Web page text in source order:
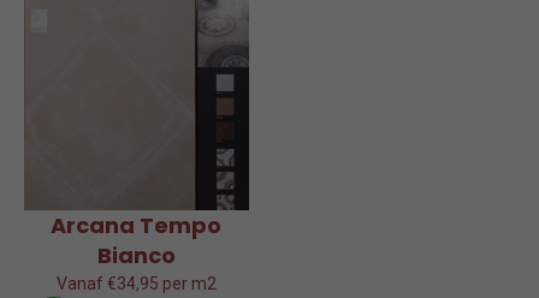
Arcana Tempo
Bianco
Vanaf €34,95 per m2